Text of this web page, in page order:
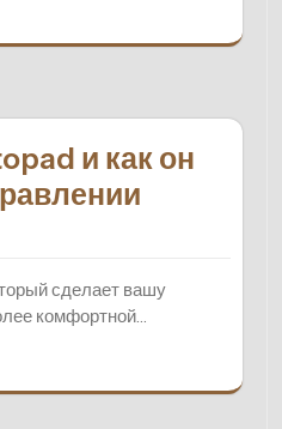
и как он
сделает вашу
комфортной…